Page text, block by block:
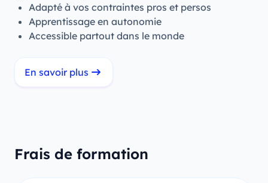
Adapté à vos contraintes pros et persos
Apprentissage en autonomie
Accessible partout dans le monde
En savoir plus
Frais de formation